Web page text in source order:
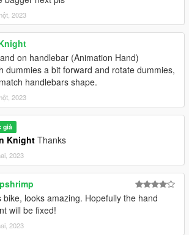
2023
on handlebar (Animation Hand)
dummies a bit forward and rotate dummies,
handlebars shape.
2023
giả
KnightThanks
2023
bike, looks amazing. Hopefully the hand
will be fixed!
2023